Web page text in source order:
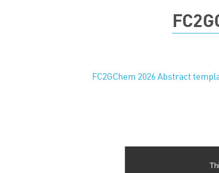
FC2GChem 2026 Abstract